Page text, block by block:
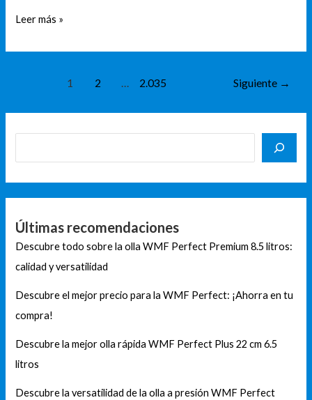
Leer más »
1 2 … 2.035 Siguiente →
Últimas recomendaciones
Descubre todo sobre la olla WMF Perfect Premium 8.5 litros:
calidad y versatilidad
Descubre el mejor precio para la WMF Perfect: ¡Ahorra en tu
compra!
Descubre la mejor olla rápida WMF Perfect Plus 22 cm 6.5
litros
Descubre la versatilidad de la olla a presión WMF Perfect